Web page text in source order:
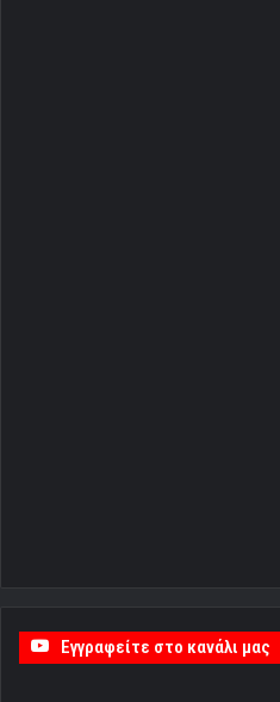
Εγγραφείτε στο κανάλι μας